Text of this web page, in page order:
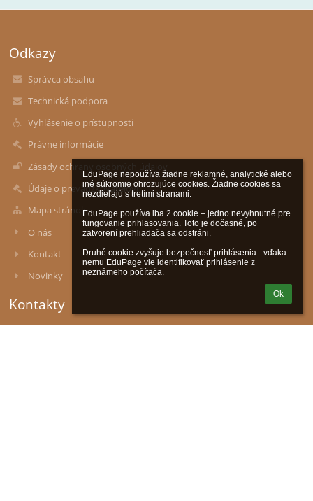
EduPage nepoužíva žiadne reklamné, analytické alebo
iné súkromie ohrozujúce cookies. Žiadne cookies sa
nezdieľajú s tretími stranami.
EduPage používa iba 2 cookie – jedno nevyhnutné pre
fungovanie prihlasovania. Toto je dočasné, po
zatvorení prehliadača sa odstráni.
Druhé cookie zvyšuje bezpečnosť prihlásenia - vďaka
nemu EduPage vie identifikovať prihlásenie z
neznámeho počítača.
Ok
Odkazy
Správca obsahu
Technická podpora
Vyhlásenie o prístupnosti
Právne informácie
Zásady ochrany osobných údajov
Údaje o prevádzkovateľovi
Mapa stránok
O nás
Kontakt
Novinky
Kontakty